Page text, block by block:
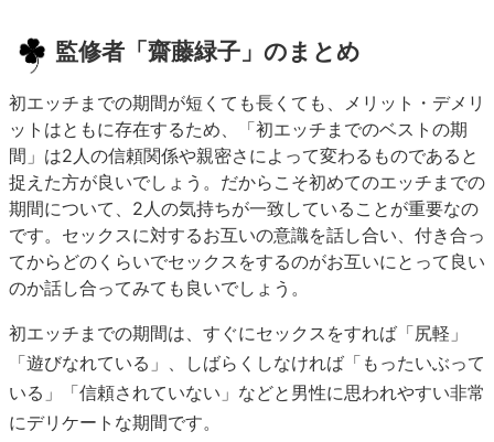
監修者「齋藤緑子」のまとめ
初エッチまでの期間が短くても長くても、メリット・デメリ
ットはともに存在するため、「初エッチまでのベストの期
間」は2人の信頼関係や親密さによって変わるものであると
捉えた方が良いでしょう。だからこそ初めてのエッチまでの
期間について、2人の気持ちが一致していることが重要なの
です。セックスに対するお互いの意識を話し合い、付き合っ
てからどのくらいでセックスをするのがお互いにとって良い
のか話し合ってみても良いでしょう。
初エッチまでの期間は、すぐにセックスをすれば「尻軽」
「遊びなれている」、しばらくしなければ「もったいぶって
いる」「信頼されていない」などと男性に思われやすい非常
にデリケートな期間です。